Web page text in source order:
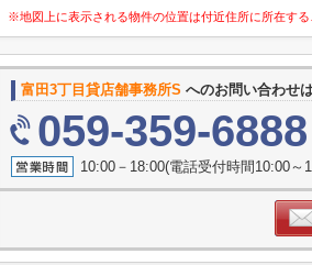
※地図上に表示される物件の位置は付近住所に所在す
富田3丁目貸店舗事務所S へのお問い合わせ
059-359-6888
10:00－18:00(電話受付時間10:00